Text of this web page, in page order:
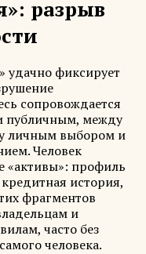
разрыв
удачно фиксирует
сопровождается
публичным, между
личным выбором и
Человек
«активы»: профиль
история,
фрагментов
и
часто без
человека.